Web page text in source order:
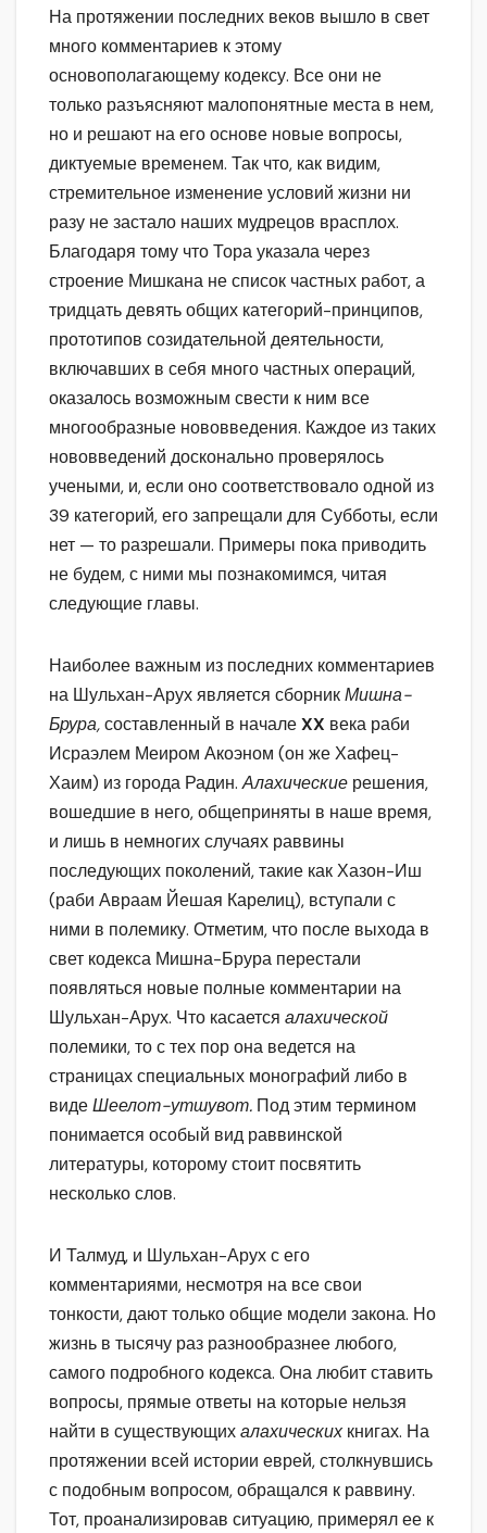
На протяжении последних веков вышло в свет
много комментариев к этому
основополагающему кодексу. Все они не
только разъясняют малопонятные места в нем,
но и решают на его основе новые вопросы,
диктуемые временем. Так что, как видим,
стремительное изменение условий жизни ни
разу не застало наших мудрецов врасплох.
Благодаря тому что Тора указала через
строение Мишкана не список частных работ, а
тридцать девять общих категорий-принципов,
прототипов созидательной деятельности,
включавших в себя много частных операций,
оказалось возможным свести к ним все
многообразные нововведения. Каждое из таких
нововведений досконально проверялось
учеными, и, если оно соответствовало одной из
39 категорий, его запрещали для Субботы, если
нет — то разрешали. Примеры пока приводить
не будем, с ними мы познакомимся, читая
следующие главы.
Наиболее важным из последних комментариев
на Шульхан-Арух является сборникМишна-
Брура,составленный в началеXX века раби
Исраэлем Меиром Акоэном (он же Хафец-
Хаим) из города Радин.Алахические решения,
вошедшие в него, общеприняты в наше время,
и лишь в немногих случаях раввины
последующих поколений, такие как Хазон-Иш
(раби Авраам Йешая Карелиц), вступали с
ними в полемику. Отметим, что после выхода в
свет кодекса Мишна-Брура перестали
появляться новые полные комментарии на
Шульхан-Арух. Что касается алахической
полемики, то с тех пор она ведется на
страницах специальных монографий либо в
видеШеелот-утшувот. Под этим термином
понимается особый вид раввинской
литературы, которому стоит посвятить
несколько слов.
И Талмуд, и Шульхан-Арух с его
комментариями, несмотря на все свои
тонкости, дают только общие модели закона. Но
жизнь в тысячу раз разнообразнее любого,
самого подробного кодекса. Она любит ставить
вопросы, прямые ответы на которые нельзя
найти в существующихалахическихкнигах. На
протяжении всей истории еврей, столкнувшись
с подобным вопросом, обращался к раввину.
Тот, проанализировав ситуацию, примерял ее к